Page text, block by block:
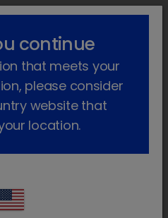
lock_outline search menu
Suplemento dietético
continue
that meets your
please consider
website that
location.